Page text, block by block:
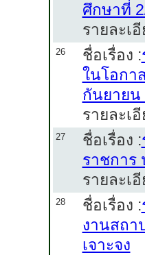
ศึกษาที่
รายละเ
26 ชื่อเรื่อง :
ในโอกา
กันยายน
รายละเ
27 ชื่อเรื่อง :
ราชการ
รายละเ
28 ชื่อเรื่อง :
งานสถา
เจาะจง